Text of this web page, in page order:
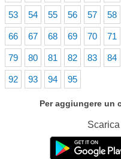
53 54 55 56 57 58
66 67 68 69 70 71
79 80 81 82 83 84
92 93 94 95
Per aggiungere un
Scarica